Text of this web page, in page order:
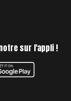
sur l'appli !